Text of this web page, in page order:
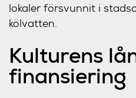
lokaler försvunnit i
kölvatten.
Kulturens
finansiering